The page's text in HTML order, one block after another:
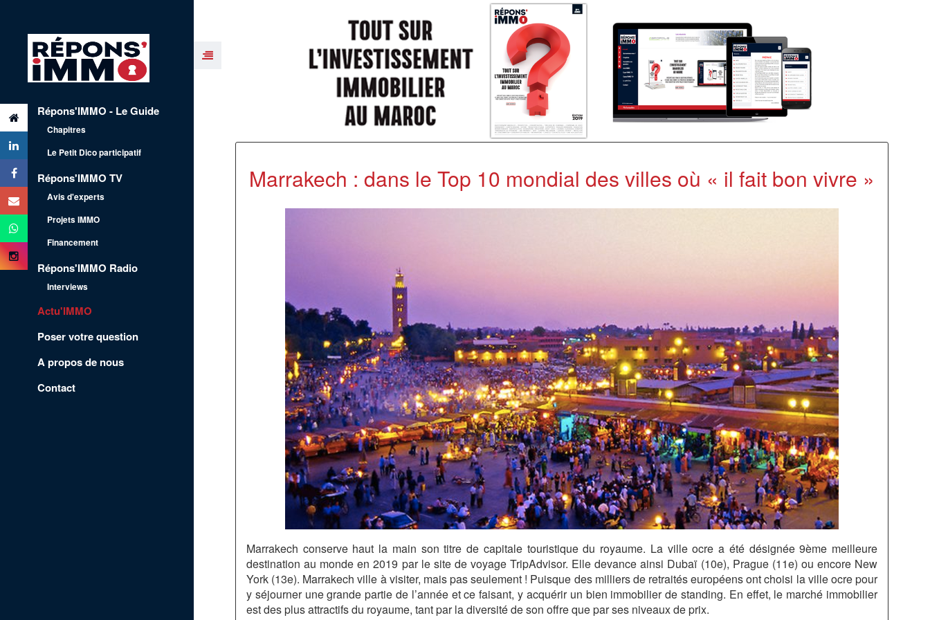
Répons'IMMO - Le Guide
Chapitres
Le Petit Dico participatif
Répons'IMMO TV
Avis d'experts
Projets IMMO
Financement
Répons'IMMO Radio
Interviews
Actu'IMMO
Poser votre question
A propos de nous
Contact
Marrakech : dans le Top 10 mondial des villes où « il fait bon vivre »
Marrakech conserve haut la main son titre de capitale touristique du royaume. La ville ocre a été désignée 9ème meilleure
destination au monde en 2019 par le site de voyage TripAdvisor. Elle devance ainsi Dubaï (10e), Prague (11e) ou encore New
York (13e). Marrakech ville à visiter, mais pas seulement ! Puisque des milliers de retraités européens ont choisi la ville ocre pour
y séjourner une grande partie de l’année et ce faisant, y acquérir un bien immobilier de standing. En effet, le marché immobilier
est des plus attractifs du royaume, tant par la diversité de son offre que par ses niveaux de prix.